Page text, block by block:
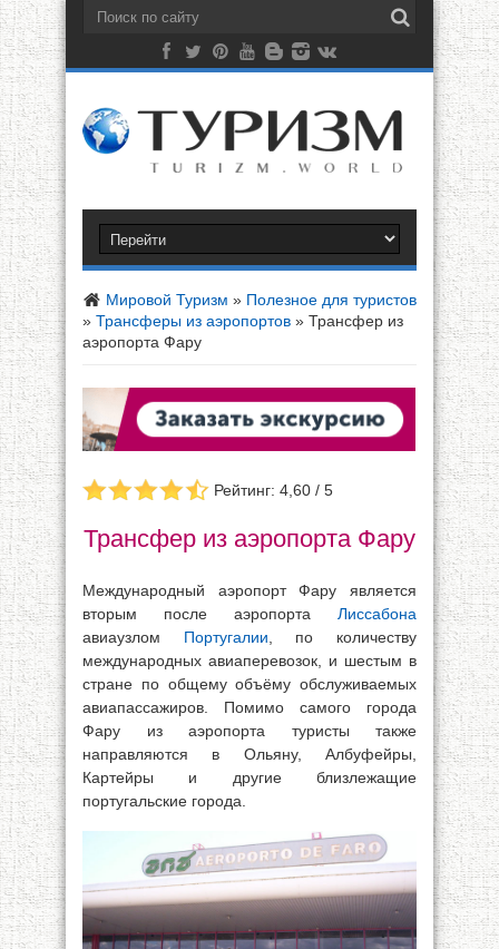
Мировой Туризм » Полезное для туристов
» Трансферы из аэропортов » Трансфер из
аэропорта Фару
Рейтинг: 4,60 / 5
Трансфер из аэропорта Фару
Международный аэропорт Фару является
вторым после аэропорта Лиссабона
авиаузлом Португалии, по количеству
международных авиаперевозок, и шестым в
стране по общему объёму обслуживаемых
авиапассажиров. Помимо самого города
Фару из аэропорта туристы также
направляются в Ольяну, Албуфейры,
Картейры и другие близлежащие
португальские города.